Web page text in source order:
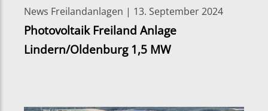
News Freilandanlagen | 13. September 2024
Photovoltaik Freiland Anlage
Lindern/Oldenburg 1,5 MW